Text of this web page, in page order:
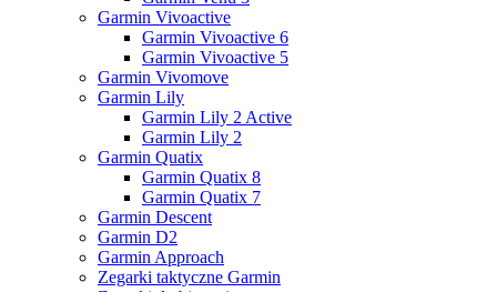
Garmin Vivoactive
Garmin Vivoactive 6
Garmin Vivoactive 5
Garmin Vivomove
Garmin Lily
Garmin Lily 2 Active
Garmin Lily 2
Garmin Quatix
Garmin Quatix 8
Garmin Quatix 7
Garmin Descent
Garmin D2
Garmin Approach
Zegarki taktyczne Garmin